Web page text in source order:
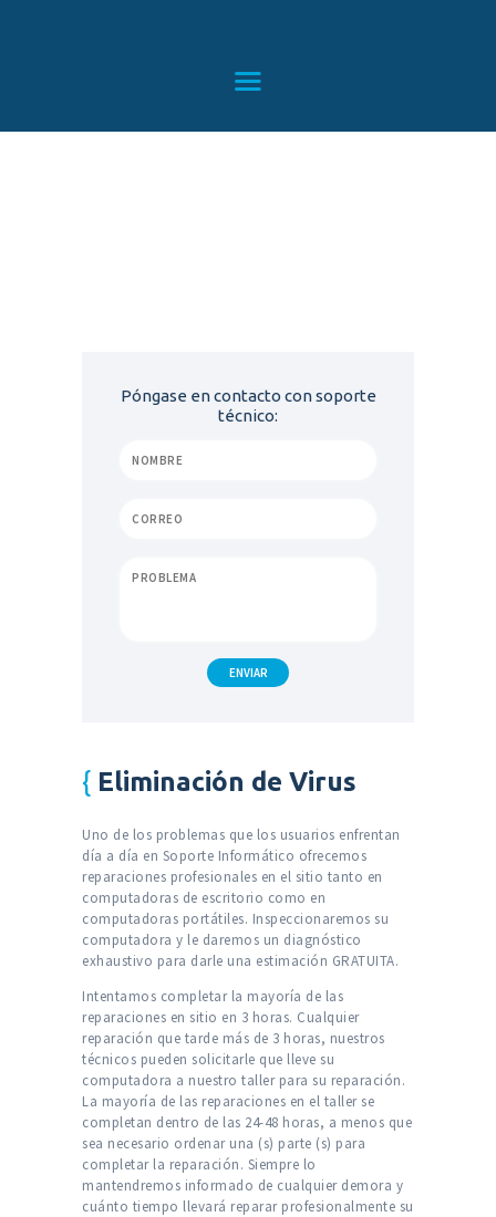
BLOG
Póngase en contacto con soporte
técnico:
Eliminación de Virus
Uno de los problemas que los usuarios enfrentan
día a día en Soporte Informático ofrecemos
reparaciones profesionales en el sitio tanto en
computadoras de escritorio como en
computadoras portátiles. Inspeccionaremos su
computadora y le daremos un diagnóstico
exhaustivo para darle una estimación GRATUITA.
Intentamos completar la mayoría de las
reparaciones en sitio en 3 horas. Cualquier
reparación que tarde más de 3 horas, nuestros
técnicos pueden solicitarle que lleve su
computadora a nuestro taller para su reparación.
La mayoría de las reparaciones en el taller se
completan dentro de las 24-48 horas, a menos que
sea necesario ordenar una (s) parte (s) para
completar la reparación. Siempre lo
mantendremos informado de cualquier demora y
cuánto tiempo llevará reparar profesionalmente su